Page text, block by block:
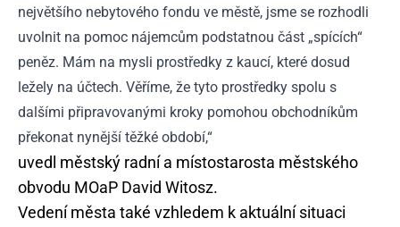
největšího nebytového fondu ve městě, jsme se rozhodli
uvolnit na pomoc nájemcům podstatnou část „spících“
peněz. Mám na mysli prostředky z kaucí, které dosud
ležely na účtech. Věříme, že tyto prostředky spolu s
dalšími připravovanými kroky pomohou obchodníkům
překonat nynější těžké období,“
uvedl městský radní a místostarosta městského
obvodu MOaP David Witosz.
Vedení města také vzhledem k aktuální situaci